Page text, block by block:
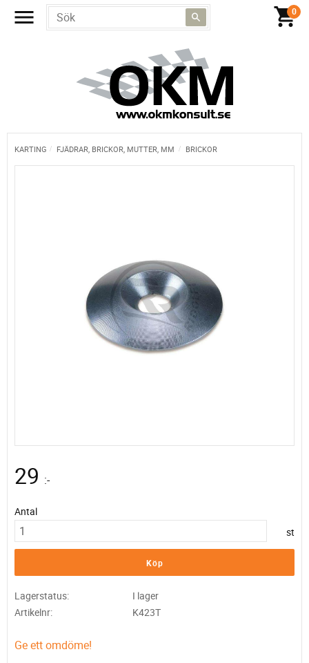
KARTING FJÄDRAR, BRICKOR, MUTTER, MM BRICKOR
29 :-
Antal
st
Köp
Lagerstatus
I lager
Artikelnr
K423T
Ge ett omdöme!